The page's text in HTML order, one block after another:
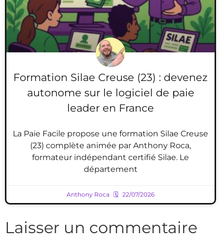
Formation Silae Creuse (23) : devenez
autonome sur le logiciel de paie
leader en France
La Paie Facile propose une formation Silae Creuse
(23) complète animée par Anthony Roca,
formateur indépendant certifié Silae. Le
département
Anthony Roca 22/07/2026
Laisser un commentaire